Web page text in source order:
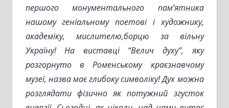
першого монументального пам’ятника
нашому геніальному поетові і художнику,
академіку, мислителю,борцю за вільну
Україну!На виставці “Велич духу”, яку
розгорнуто в Роменському краєзнавчому
музеї, назвамає глибокусимволіку!Дух можна
розглядати фізично як потужний згусток